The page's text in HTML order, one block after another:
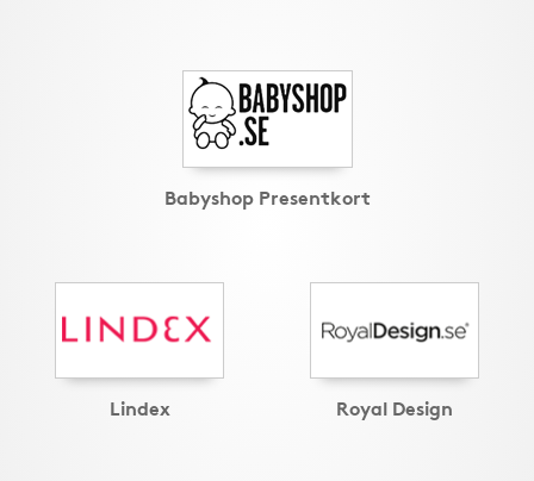
Babyshop Presentkort
Lindex Royal Design